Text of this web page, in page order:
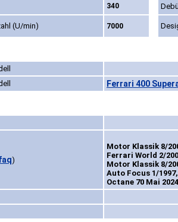
340
(U/min) 7000
Ferrari 400
)
Motor Klassik 8/
Ferrari World 2/
Motor Klassik 8/
Auto Focus 1/
Octane 70 Mai